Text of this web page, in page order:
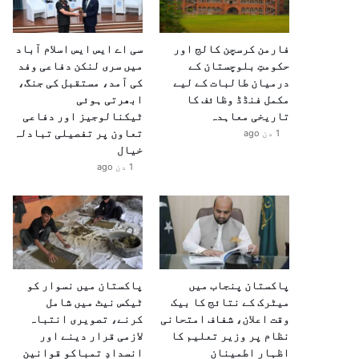
فارمن کرسچن کالج اور
حکومتِ بلوچستان کے
درمیان طالبات کے لیے
مکمل فنڈڈ وظائف کا
تاریخی معاہدہ
1 دن ago
سی اے ایس ایس اسلام آباد
میں سری لنکن دفاعی وفد
کی آمد، مستقبل کی جنگ،
ابھرتی ہوئی
ٹیکنالوجیز اور دفاعی
تعاون پر تفصیلی تبادلہ
خیال
1 دن ago
پاکستان پنجاب میں
میٹرک کے نتائج کا بیک
وقت اعلان، شفاف امتحانی
نظام پر وزیر تعلیم کا
اظہارِ اطمینان
پاکستان میں نسوار کو
ٹیکس نیٹ میں شامل
کرنے، تصویری انتباہ
لازمی قرار دینے اور
انسدادِ تمباکو قوانین